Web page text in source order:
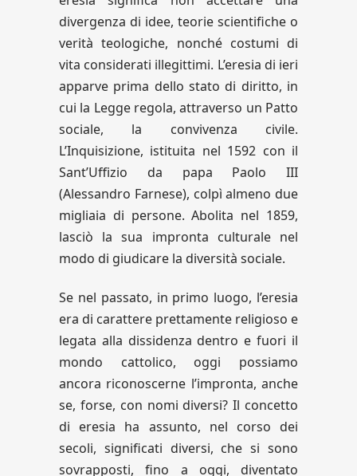
divergenza di idee, teorie scientifiche o
verità teologiche, nonché costumi di
vita considerati illegittimi. L’eresia di ieri
apparve prima dello stato di diritto, in
cui la Legge regola, attraverso un Patto
sociale, la convivenza civile.
L’Inquisizione, istituita nel 1592 con il
Sant’Uffizio da papa Paolo III
(Alessandro Farnese), colpì almeno due
migliaia di persone. Abolita nel 1859,
lasciò la sua impronta culturale nel
modo di giudicare la diversità sociale.
Se nel passato, in primo luogo, l’eresia
era di carattere prettamente religioso e
legata alla dissidenza dentro e fuori il
mondo cattolico, oggi possiamo
ancora riconoscerne l’impronta, anche
se, forse, con nomi diversi? Il concetto
di eresia ha assunto, nel corso dei
secoli, significati diversi, che si sono
sovrapposti, fino a oggi, diventato